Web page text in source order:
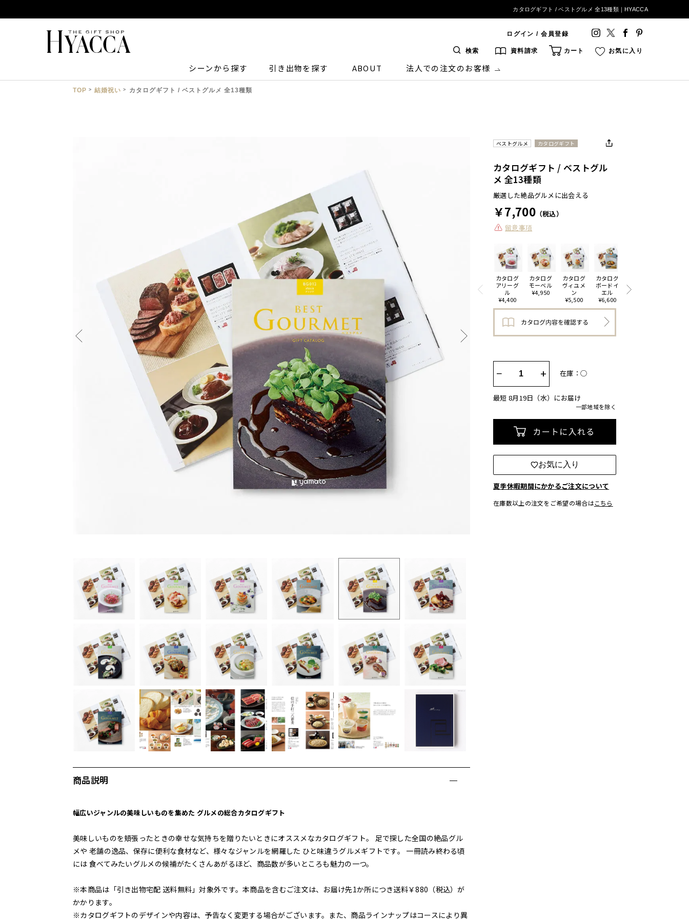
カタログギフト / ベストグルメ 全13種類｜HYACCA
ログイン / 会員登録
検索 資料請求 カート お気に入り
シーンから探す 引き出物を探す ABOUT 法人での注文のお客様
TOP 結婚祝い カタログギフト / ベストグルメ 全13種類
商品説明
幅広いジャンルの美味しいものを集めた グルメの総合カタログギフト
美味しいものを頬張ったときの幸せな気持ちを贈りたいときにオススメなカタログギフト。 足で探した全国の絶品グル
メや 老舗の逸品、保存に便利な食材など、様々なジャンルを網羅した ひと味違うグルメギフトです。 一冊読み終わる頃
には 食べてみたいグルメの候補がたくさんあがるほど、商品数が多いところも魅力の一つ。
※本商品は「引き出物宅配 送料無料」対象外です。本商品を含むご注文は、お届け先1か所につき送料￥880（税込）が
かかります。
※カタログギフトのデザインや内容は、予告なく変更する場合がございます。また、商品ラインナップはコースにより異
ベストグルメ カタログギフト
カタログ
アリーグ
ル
¥4,400
カタログ
モーベル
¥4,950
カタログ
ヴィユメ
ン
¥5,500
カタログ
ボードイ
エル
¥6,600
アレジア
¥7,700
カタログギフト / ベストグル
メ 全13種類
厳選した絶品グルメに出会える
￥7,700（税込）
留意事項
− + 在庫：◯
最短 8月19日（水）にお届け
一部地域を除く
お気に入り
夏季休暇期間にかかるご注文について
在庫数以上の注文をご希望の場合はこちら